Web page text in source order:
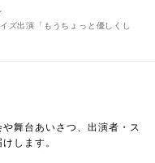
ズ出演「もうちょっと優しくし
舞台あいさつ、出演者・ス
します。